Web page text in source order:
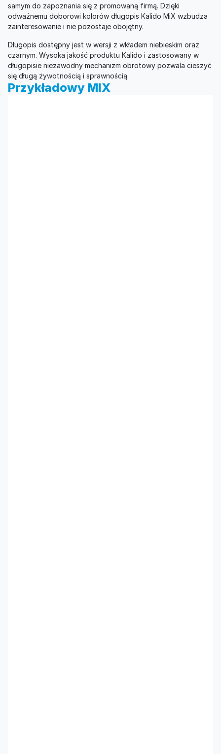
samym do zapoznania się z promowaną firmą. Dzięki
odważnemu doborowi kolorów długopis Kalido MiX wzbudza
zainteresowanie i nie pozostaje obojętny.
Długopis dostępny jest w wersji z wkładem niebieskim oraz
czarnym. Wysoka jakość produktu Kalido i zastosowany w
długopisie niezawodny mechanizm obrotowy pozwala cieszyć
się długą żywotnością i sprawnością.
Przykładowy MIX